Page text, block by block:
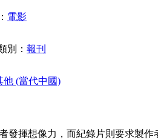
電影
別： 報刊
他 (當代中國)
發揮想像力，而紀錄片則要求製